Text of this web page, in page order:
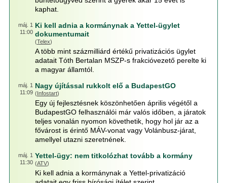
kaphat.
máj. 1
11:00
Ki kell adnia a kormánynak a Yettel-ügylet
dokumentumait
(Telex)
A több mint százmilliárd értékű privatizációs ügylet
adatait Tóth Bertalan MSZP-s frakcióvezető perelte ki
a magyar államtól.
máj. 1
11:09
Nagy újítással rukkolt elő a BudapestGO
(Infostart)
Egy új fejlesztésnek köszönhetően április végétől a
BudapestGO felhasználói már valós időben, a járatok
teljes vonalán nyomon követhetik, hogy hol jár az a
fővárost is érintő MÁV-vonat vagy Volánbusz-járat,
amellyel utazni szeretnének.
máj. 1
11:30
Yettel-ügy: nem titkolózhat tovább a kormány
(ATV)
Ki kell adnia a kormánynak a Yettel-privatizáció